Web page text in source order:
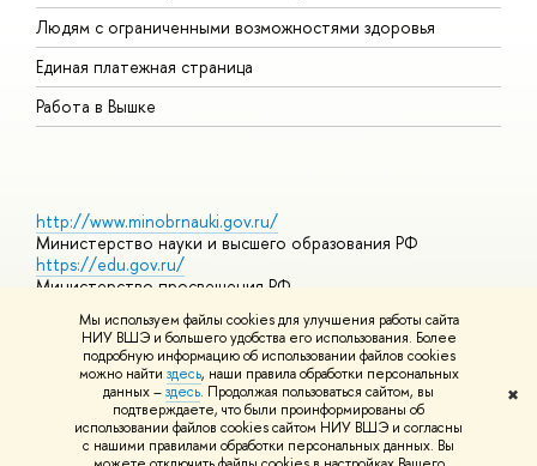
Мы используем файлы cookies для улучшения работы сайта
НИУ ВШЭ и большего удобства его использования. Более
подробную информацию об использовании файлов cookies
можно найти здесь, наши правила обработки персональных
данных –здесь. Продолжая пользоваться сайтом, вы
подтверждаете, что были проинформированы об
использовании файлов cookies сайтом НИУ ВШЭ и согласны
с нашими правилами обработки персональных данных. Вы
✖
Людям с ограниченными возможностями здоровья
Единая платежная страница
Работа в Вышке
http://www.minobrnauki.gov.ru/
Министерство науки и высшего образования РФ
https://edu.gov.ru/
Министерство просвещения РФ
Массовые открытые онлайн-курсы
© НИУ ВШЭ 1993–2026 Адреса и контактыУсловия
использования материалов Политика конфиденциальности
Шрифты HSE Sans и HSE Slab разработаны вШколе дизайна НИУ